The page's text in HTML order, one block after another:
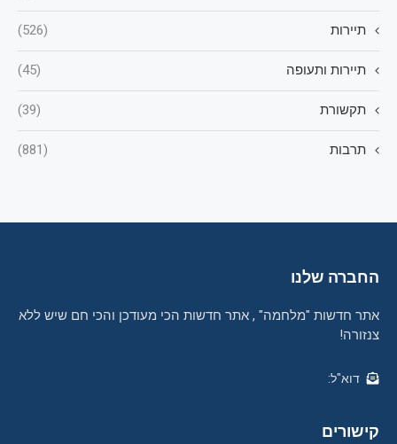
תיירות (526)
תיירות ותעופה (45)
תקשורת (39)
תרבות (881)
החברה שלנו
אתר חדשות "מלחמה" , אתר חדשות הכי מעודכן והכי חם שיש ללא
צנזורה!
דוא"ל:
קישורים